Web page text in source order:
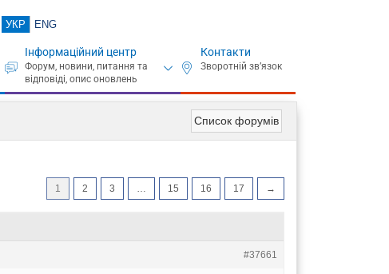
УКР ENG
Інформаційний центр Контакти
Список форумів
1 2 3 15 16 17 →
#37661